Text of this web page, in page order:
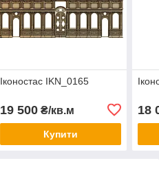
Іконостас IKN_0165
19 500₴/кв.м
Купити
18